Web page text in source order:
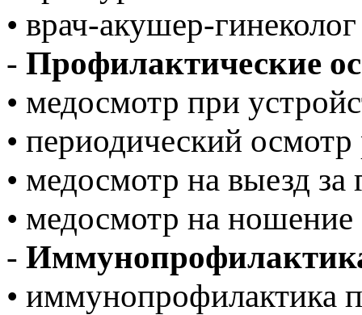
• врач-акушер-
- Профилактические
• медосмотр при
• периодический
• медосмотр на выезд
• медосмотр на
-
• иммунопрофилактика